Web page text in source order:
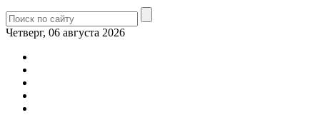
Четверг, 06 августа 2026